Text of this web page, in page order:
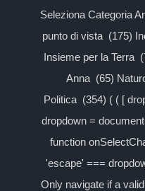
Seleziona Categoria
punto di vista (175)
Insieme per la Terra
Anna (65)
Politica (354) ( ( [
dropdown =
function
'escape' ===
Only navigate if a